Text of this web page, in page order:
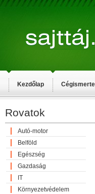
Kezdőlap
Rovatok
Autó-motor
Belföld
Egészség
Gazdaság
IT
Környezetvédelem